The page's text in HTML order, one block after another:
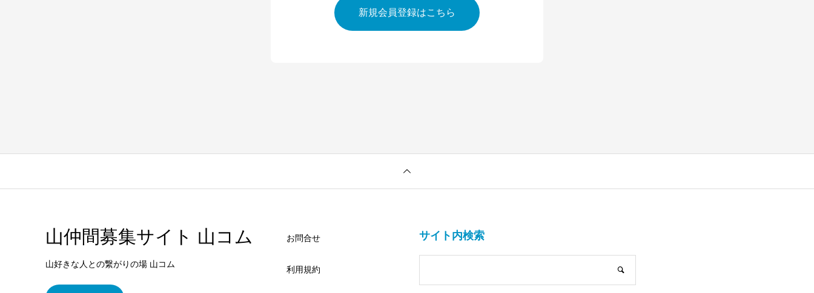
新規会員登録はこちら
山仲間募集サイト 山コム
山好きな人との繋がりの場 山コム
お問合せ
利用規約
サイト内検索